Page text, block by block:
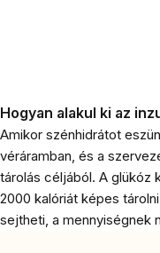
Hogyan alakul ki az
Amikor szénhidrátot
véráramban, és a
tárolás céljából. A glükóz
2000 kalóriát képes
sejtheti, a mennyiségnek